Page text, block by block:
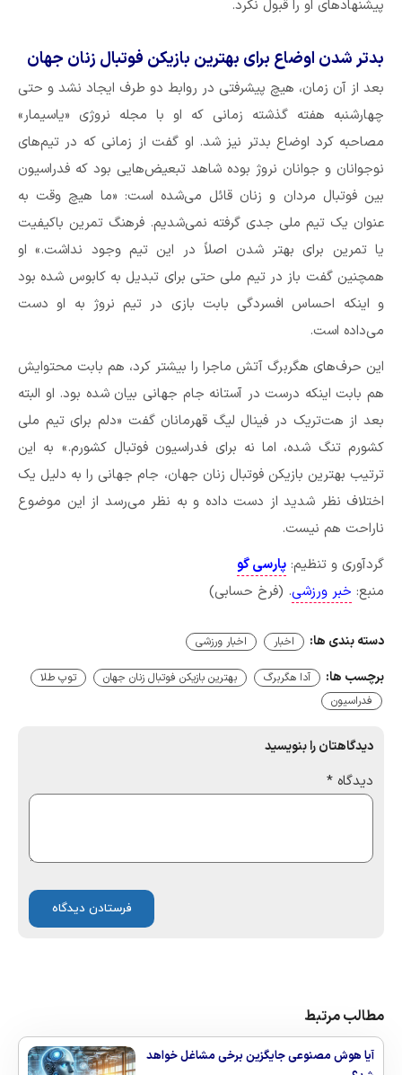
پیشنهاد‌های او را قبول نکرد.
بدتر شدن اوضاع برای بهترین بازیکن فوتبال زنان جهان
بعد از آن زمان، هیچ پیشرفتی در روابط دو طرف ایجاد نشد و حتی
چهارشنبه هفته گذشته زمانی که او با مجله نروژی «یاسیمار»
مصاحبه کرد اوضاع بدتر نیز شد. او گفت از زمانی که در تیم‌های
نوجوانان و جوانان نروژ بوده شاهد تبعیض‌هایی بود که فدراسیون
بین فوتبال مردان و زنان قائل می‌شده است: «ما هیچ وقت به
عنوان یک تیم ملی جدی گرفته نمی‌شدیم. فرهنگ تمرین باکیفیت
یا تمرین برای بهتر شدن اصلاً در این تیم وجود نداشت.» او
همچنین گفت باز در تیم ملی حتی برای تبدیل به کابوس شده بود
و اینکه احساس افسردگی بابت بازی در تیم نروژ به او دست
می‌داده است.
این حرف‌های هگربرگ آتش ماجرا را بیشتر کرد، هم بابت محتوایش
هم بابت اینکه درست در آستانه جام جهانی بیان شده بود. او البته
بعد از هت‌تریک در فینال لیگ قهرمانان گفت «دلم برای تیم ملی
کشورم تنگ شده، اما نه برای فدراسیون فوتبال کشورم.» به این
ترتیب بهترین بازیکن فوتبال زنان جهان، جام جهانی را به دلیل یک
اختلاف نظر شدید از دست داده و به نظر می‌رسد از این موضوع
ناراحت هم نیست.
گردآوری و تنظیم: پارسی گو
منبع: خبر ورزشی. (فرخ حسابی)
دسته بندی ها: اخبار اخبار ورزشی
برچسب ها: آدا هگربرگ بهترین بازیکن فوتبال زنان جهان
توپ طلا
فدراسیون
دیدگاهتان را بنویسید
دیدگاه *
مطالب مرتبط
آیا هوش مصنوعی جایگزین برخی مشاغل خواهد